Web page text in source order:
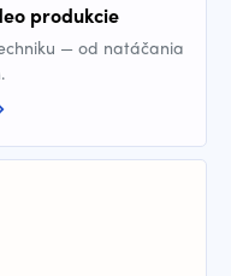
produkcie
— od natáčania